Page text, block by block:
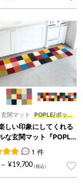
ち、5.00点
関マット
POPLE/ポップ
しい印象にしてくれる
な玄関マット『POPL
ル ミニ』
者評価に基づく5段
1 件
～ ¥ 19,700